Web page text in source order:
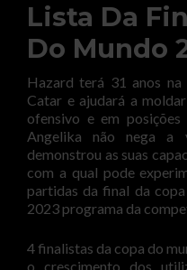
Lista Da
Do Mundo
Hazard terá 31 anos
Catar e ajudará a
ofensivo e em posições
Angelika não nega a
demonstrou as suas
com a qual pode
partidas da final da
2023 programa da
4 finalistas da copa do
o crescimento dos